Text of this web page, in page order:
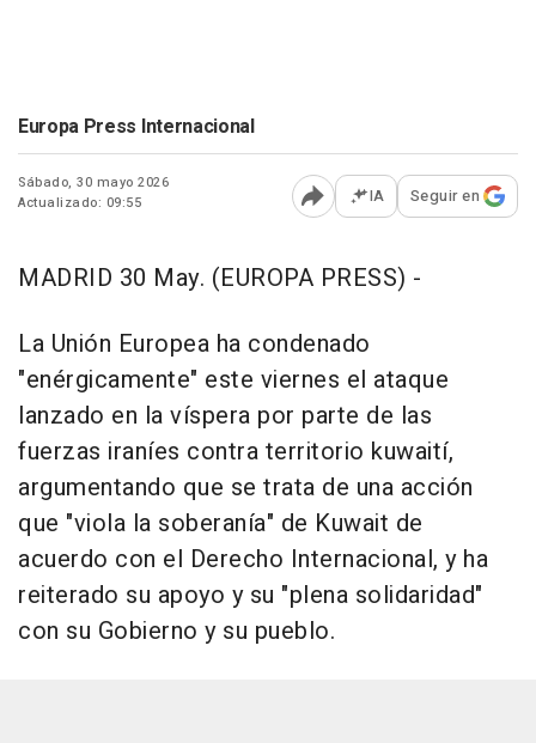
Europa Press Internacional
Sábado, 30 mayo 2026
Actualizado: 09:55
Abrir opciones para
IA Seguir en
MADRID 30 May. (EUROPA PRESS) -
La Unión Europea ha condenado
"enérgicamente" este viernes el ataque
lanzado en la víspera por parte de las
fuerzas iraníes contra territorio kuwaití,
argumentando que se trata de una acción
que "viola la soberanía" de Kuwait de
acuerdo con el Derecho Internacional, y ha
reiterado su apoyo y su "plena solidaridad"
con su Gobierno y su pueblo.